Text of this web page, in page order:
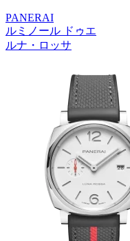
PANERAI
ルミノール ドゥエ
ルナ・ロッサ